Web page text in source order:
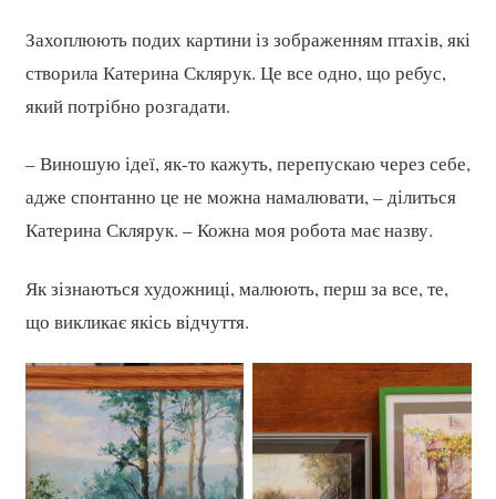
Захоплюють подих картини із зображенням птахів, які
створила Катерина Склярук. Це все одно, що ребус,
який потрібно розгадати.
– Виношую ідеї, як-то кажуть, перепускаю через себе,
адже спонтанно це не можна намалювати, – ділиться
Катерина Склярук. – Кожна моя робота має назву.
Як зізнаються художниці, малюють, перш за все, те,
що викликає якісь відчуття.